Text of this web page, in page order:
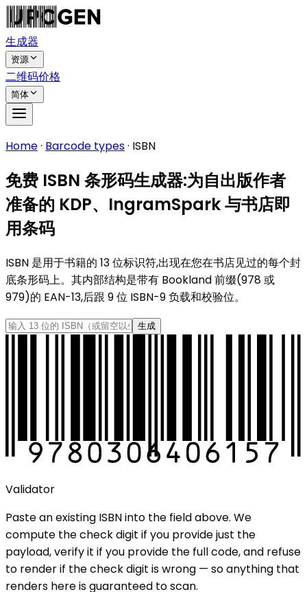
生成器
资源
二维码价格
简体
Home· Barcode types· ISBN
免费 ISBN 条形码生成器:为自出版作者
准备的 KDP、IngramSpark 与书店即
用条码
ISBN 是用于书籍的 13 位标识符,出现在您在书店见过的每个封
底条形码上。其内部结构是带有 Bookland 前缀(978 或
979)的 EAN-13,后跟 9 位 ISBN-9 负载和校验位。
生成
Validator
Paste an existing ISBNinto the field above. We
compute the check digit if you provide just the
payload, verify it if you provide the full code, and refuse
to render if the check digit is wrong — so anything that
renders here is guaranteed to scan.